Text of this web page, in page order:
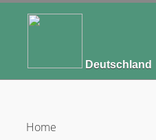
Deutschland
Home